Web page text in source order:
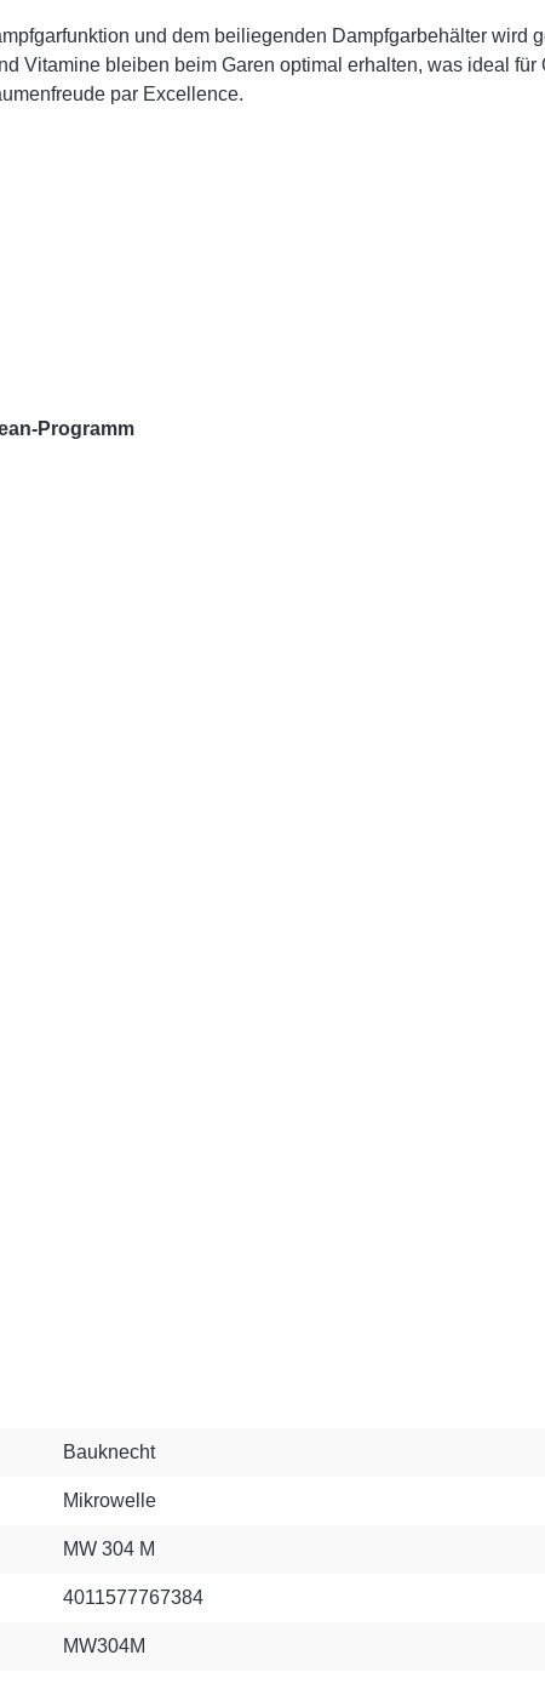
und dem beiliegenden Dampfgarbehälter wird
Vitamine bleiben beim Garen optimal erhalten, was ideal
par Excellence.
Programm
Bauknecht
Mikrowelle
MW 304 M
4011577767384
MW304M